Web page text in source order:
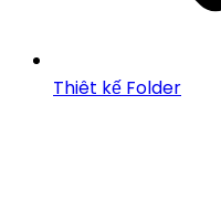
Thiêt kế Folder